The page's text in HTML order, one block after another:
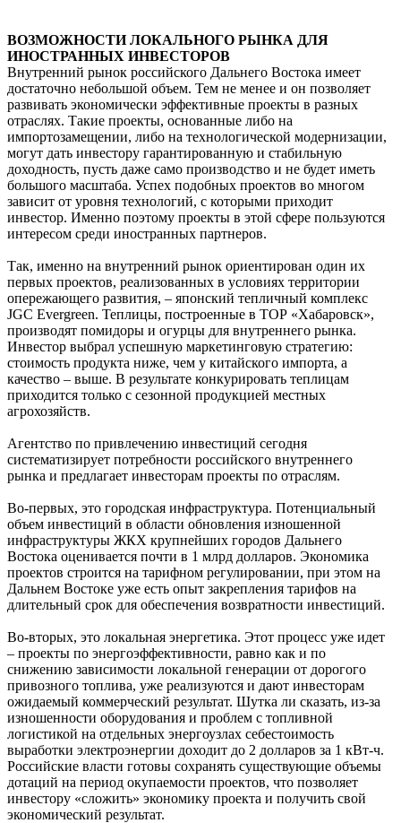
ВОЗМОЖНОСТИ ЛОКАЛЬНОГО РЫНКА ДЛЯ
ИНОСТРАННЫХ ИНВЕСТОРОВ
Внутренний рынок российского Дальнего Востока имеет
достаточно небольшой объем. Тем не менее и он позволяет
развивать экономически эффективные проекты в разных
отраслях. Такие проекты, основанные либо на
импортозамещении, либо на технологической модернизации,
могут дать инвестору гарантированную и стабильную
доходность, пусть даже само производство и не будет иметь
большого масштаба. Успех подобных проектов во многом
зависит от уровня технологий, с которыми приходит
инвестор. Именно поэтому проекты в этой сфере пользуются
интересом среди иностранных партнеров.
Так, именно на внутренний рынок ориентирован один их
первых проектов, реализованных в условиях территории
опережающего развития, – японский тепличный комплекс
JGC Evergreen. Теплицы, построенные в ТОР «Хабаровск»,
производят помидоры и огурцы для внутреннего рынка.
Инвестор выбрал успешную маркетинговую стратегию:
стоимость продукта ниже, чем у китайского импорта, а
качество – выше. В результате конкурировать теплицам
приходится только с сезонной продукцией местных
агрохозяйств.
Агентство по привлечению инвестиций сегодня
систематизирует потребности российского внутреннего
рынка и предлагает инвесторам проекты по отраслям.
Во-первых, это городская инфраструктура. Потенциальный
объем инвестиций в области обновления изношенной
инфраструктуры ЖКХ крупнейших городов Дальнего
Востока оценивается почти в 1 млрд долларов. Экономика
проектов строится на тарифном регулировании, при этом на
Дальнем Востоке уже есть опыт закрепления тарифов на
длительный срок для обеспечения возвратности инвестиций.
Во-вторых, это локальная энергетика. Этот процесс уже идет
– проекты по энергоэффективности, равно как и по
снижению зависимости локальной генерации от дорогого
привозного топлива, уже реализуются и дают инвесторам
ожидаемый коммерческий результат. Шутка ли сказать, из-за
изношенности оборудования и проблем с топливной
логистикой на отдельных энергоузлах себестоимость
выработки электроэнергии доходит до 2 долларов за 1 кВт-ч.
Российские власти готовы сохранять существующие объемы
дотаций на период окупаемости проектов, что позволяет
инвестору «сложить» экономику проекта и получить свой
экономический результат.